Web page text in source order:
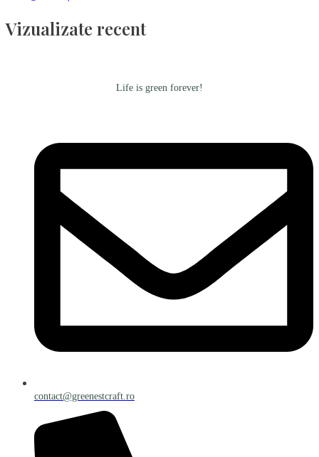
Vizualizate recent
Life is green forever!
contact@greenestcraft.ro